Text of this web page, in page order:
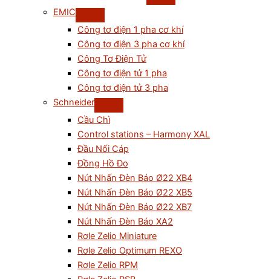
EMIC
Công tơ điện 1 pha cơ khí
Công tơ điện 3 pha cơ khí
Công Tơ Điện Tử
Công tơ điện tử 1 pha
Công tơ điện tử 3 pha
Schneider
Cầu Chì
Control stations – Harmony XAL
Đầu Nối Cáp
Đồng Hồ Đo
Nút Nhấn Đèn Báo Ø22 XB4
Nút Nhấn Đèn Báo Ø22 XB5
Nút Nhấn Đèn Báo Ø22 XB7
Nút Nhấn Đèn Báo XA2
Rơle Zelio Miniature
Rơle Zelio Optimum REXO
Rơle Zelio RPM